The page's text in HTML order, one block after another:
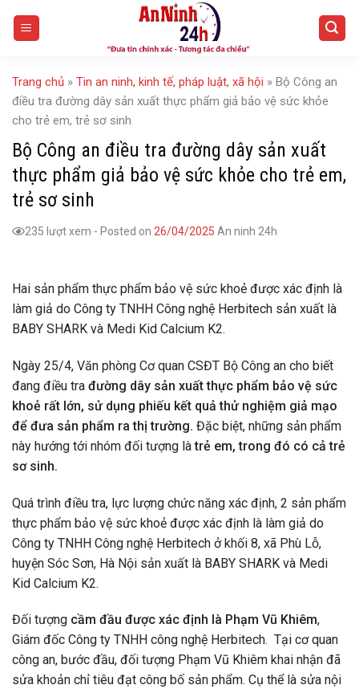
Trang chủ » Tin an ninh, kinh tế, pháp luật, xã hội » Bộ Công an
điều tra đường dây sản xuất thực phẩm giả bảo vệ sức khỏe
cho trẻ em, trẻ sơ sinh
Bộ Công an điều tra đường dây sản xuất
thực phẩm giả bảo vệ sức khỏe cho trẻ em,
trẻ sơ sinh
235 lượt xem - Posted on 26/04/2025 An ninh 24h
Hai sản phẩm thực phẩm bảo vệ sức khoẻ được xác định là
làm giả do Công ty TNHH Công nghệ Herbitech sản xuất là
BABY SHARK và Medi Kid Calcium K2.
Ngày 25/4, Văn phòng Cơ quan CSĐT Bộ Công an cho biết
đang điều tra đường dây sản xuất thực phẩm bảo vệ sức
khoẻ rất lớn, sử dụng phiếu kết quả thử nghiệm giả mạo
để đưa sản phẩm ra thị trường. Đặc biệt, những sản phẩm
này hướng tới nhóm đối tượng làtrẻ em, trong đó có cả trẻ
sơ sinh.
Quá trình điều tra, lực lượng chức năng xác định, 2 sản phẩm
thực phẩm bảo vệ sức khoẻ được xác định là làm giả do
Công ty TNHH Công nghệ Herbitech ở khối 8, xã Phù Lỗ,
huyện Sóc Sơn, Hà Nội sản xuất là BABY SHARK và Medi
Kid Calcium K2.
Đối tượng cầm đầu được xác định là Phạm Vũ Khiêm,
Giám đốc Công ty TNHH công nghệ Herbitech. Tại cơ quan
công an, bước đầu, đối tượng Phạm Vũ Khiêm khai nhận đã
sửa khoản chỉ tiêu đạt công bố sản phẩm. Cụ thể là sửa nội